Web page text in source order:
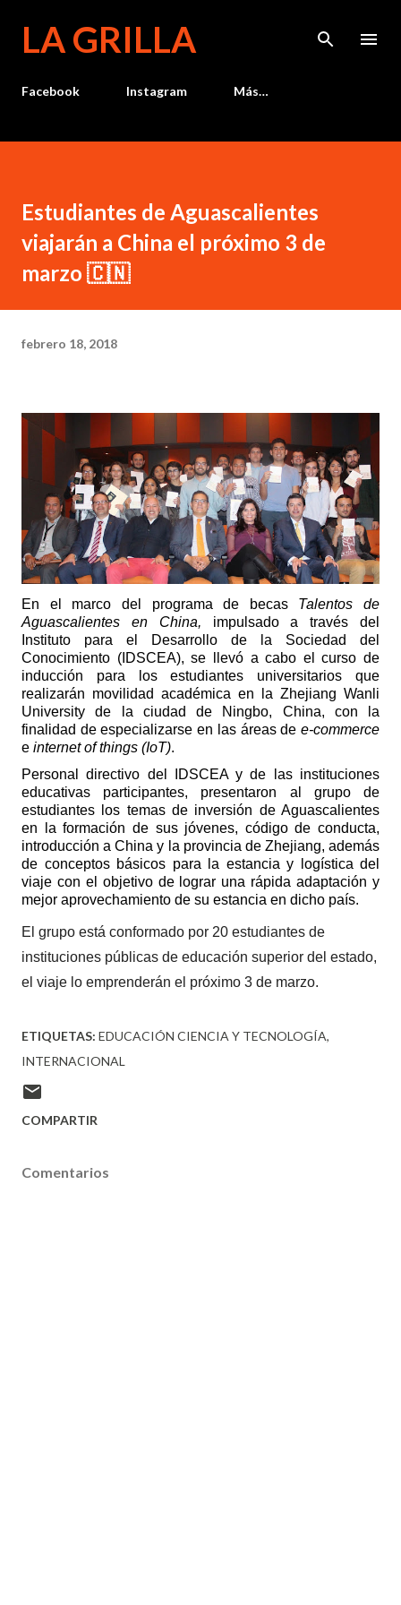
LA GRILLA
Facebook Instagram Más…
Estudiantes de Aguascalientes
viajarán a China el próximo 3 de
marzo 🇨🇳
febrero 18, 2018
En el marco del programa de becas Talentos de
Aguascalientes en China, impulsado a través del
Instituto para el Desarrollo de la Sociedad del
Conocimiento (IDSCEA), se llevó a cabo el curso de
inducción para los estudiantes universitarios que
realizarán movilidad académica en la Zhejiang Wanli
University de la ciudad de Ningbo, China, con la
finalidad de especializarse en las áreas de e-commerce
e internet of things (IoT).
Personal directivo del IDSCEA y de las instituciones
educativas participantes, presentaron al grupo de
estudiantes los temas de inversión de Aguascalientes
en la formación de sus jóvenes, código de conducta,
introducción a China y la provincia de Zhejiang, además
de conceptos básicos para la estancia y logística del
viaje con el objetivo de lograr una rápida adaptación y
mejor aprovechamiento de su estancia en dicho país.
El grupo está conformado por 20 estudiantes de
instituciones públicas de educación superior del estado,
el viaje lo emprenderán el próximo 3 de marzo.
ETIQUETAS: EDUCACIÓN CIENCIA Y TECNOLOGÍA
INTERNACIONAL
COMPARTIR
Comentarios